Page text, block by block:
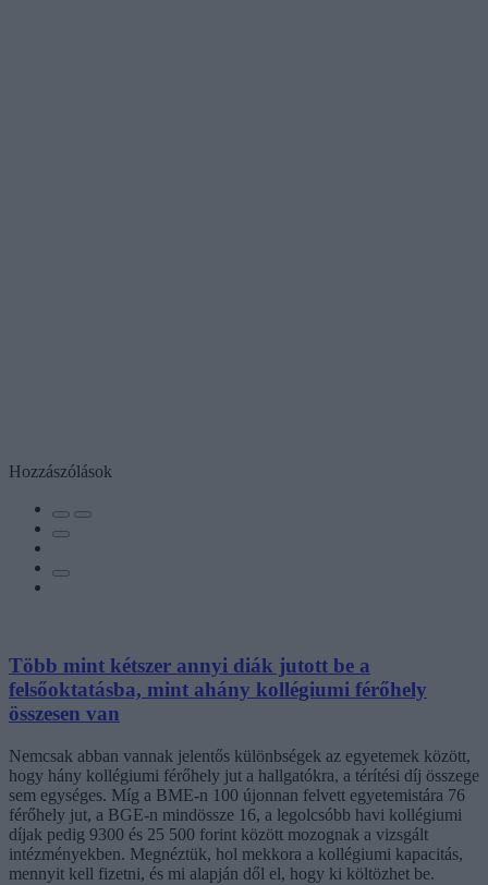
Hozzászólások
Több mint kétszer annyi diák jutott be a
felsőoktatásba, mint ahány kollégiumi férőhely
összesen van
Nemcsak abban vannak jelentős különbségek az egyetemek között,
hogy hány kollégiumi férőhely jut a hallgatókra, a térítési díj összege
sem egységes. Míg a BME-n 100 újonnan felvett egyetemistára 76
férőhely jut, a BGE-n mindössze 16, a legolcsóbb havi kollégiumi
díjak pedig 9300 és 25 500 forint között mozognak a vizsgált
intézményekben. Megnéztük, hol mekkora a kollégiumi kapacitás,
mennyit kell fizetni, és mi alapján dől el, hogy ki költözhet be.